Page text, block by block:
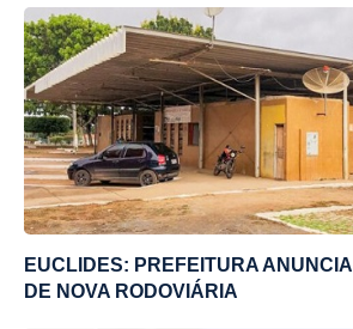
EUCLIDES: PREFEITURA
DE NOVA RODOVIÁRIA